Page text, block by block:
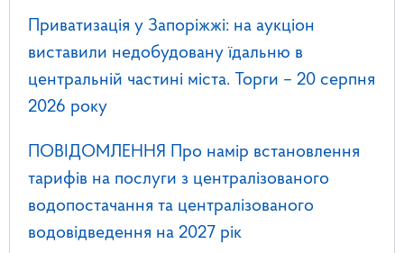
Приватизація у Запоріжжі: на аукціон
виставили недобудовану їдальню в
центральній частині міста. Торги – 20 серпня
2026 року
ПОВІДОМЛЕННЯ Про намір встановлення
тарифів на послуги з централізованого
водопостачання та централізованого
водовідведення на 2027 рік